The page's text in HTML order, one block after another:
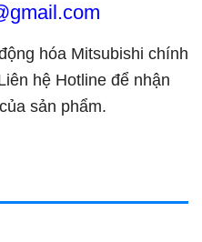
hóa Mitsubishi chính
hệ Hotline để nhận
sản phẩm.